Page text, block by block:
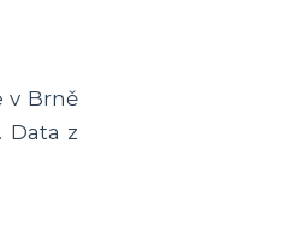
v Brně
Data z